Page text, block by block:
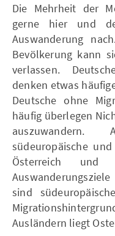
Die Mehrheit der
gerne hier und
Auswanderung
Bevölkerung kann
verlassen.
denken etwas
Deutsche ohne
häufig überlegen
südeuropäische
Österreich und
sind
Ausländern liegt